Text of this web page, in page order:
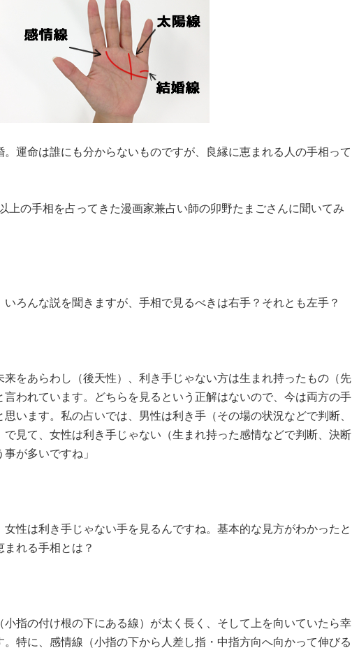
運命は誰にも分からないものですが、良縁に恵まれる人の手相って
上の手相を占ってきた漫画家兼占い師の卯野たまごさんに聞いてみ
いろんな説を聞きますが、手相で見るべきは右手？それとも左手？
来をあらわし（後天性）、利き手じゃない方は生まれ持ったもの（先
言われています。どちらを見るという正解はないので、今は両方の手
います。私の占いでは、男性は利き手（その場の状況などで判断、
見て、女性は利き手じゃない（生まれ持った感情などで判断、決断
が多いですね」
性は利き手じゃない手を見るんですね。基本的な見方がわかったと
れる手相とは？
小指の付け根の下にある線）が太く長く、そして上を向いていたら幸
特に、感情線（小指の下から人差し指・中指方向へ向かって伸びる